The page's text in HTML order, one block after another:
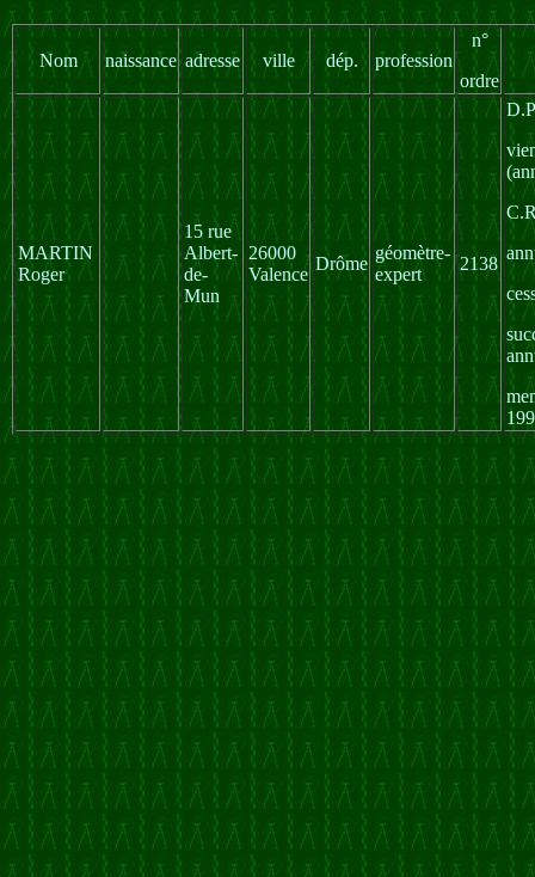
Nom naissance adresse ville dép. profession
n°
ordre
MARTIN
Roger
15 rue
Albert-
de-
Mun
26000
Valence
Drôme
géomètre-
expert
2138